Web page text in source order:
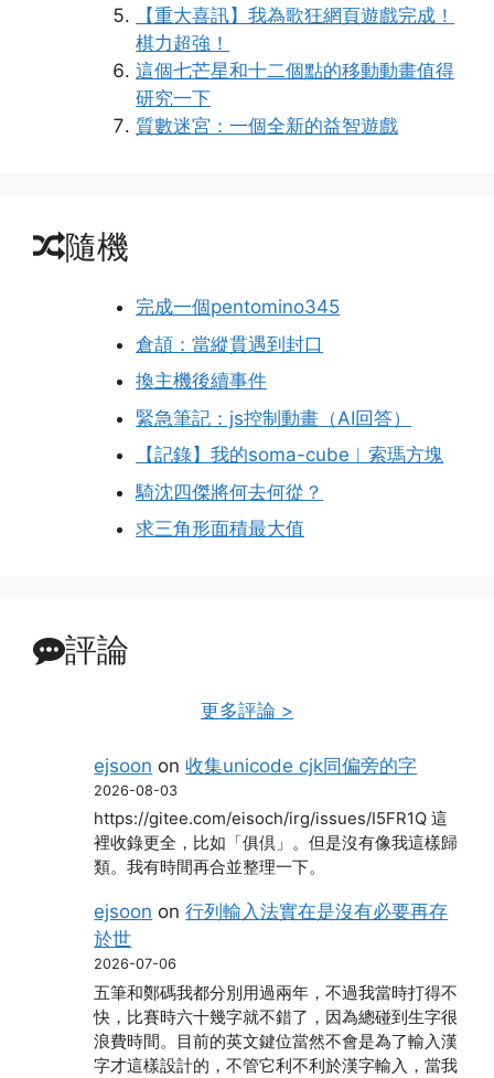
【重大喜訊】我為歌狂網頁遊戲完成！
棋力超強！
這個七芒星和十二個點的移動動畫值得
研究一下
質數迷宮：一個全新的益智遊戲
隨機
完成一個pentomino345
倉頡：當縱貫遇到封口
換主機後續事件
緊急筆記：js控制動畫（AI回答）
【記錄】我的soma-cube︱索瑪方塊
騎沈四傑將何去何從？
求三角形面積最大值
評論
更多評論 >
ejsoon on收集unicode cjk同偏旁的字
2026-08-03
https://gitee.com/eisoch/irg/issues/I5FR1Q 這
裡收錄更全，比如「俱倶」。但是沒有像我這樣歸
類。我有時間再合並整理一下。
ejsoon on行列輸入法實在是沒有必要再存
於世
2026-07-06
五筆和鄭碼我都分別用過兩年，不過我當時打得不
快，比賽時六十幾字就不錯了，因為總碰到生字很
浪費時間。目前的英文鍵位當然不會是為了輸入漢
字才這樣設計的，不管它利不利於漢字輸入，當我